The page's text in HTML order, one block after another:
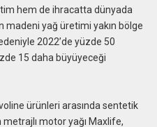
hem de ihracatta dünyada
madeni yağ üretimi yakın bölge
2022’de yüzde 50
15 daha büyüyeceği
ürünleri arasında sentetik
metrajlı motor yağı Maxlife,